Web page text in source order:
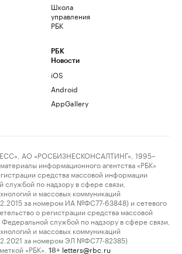
Школа
управления
РБК
РБК
Новости
iOS
Android
AppGallery
АО «РОСБИЗНЕСКОНСАЛТИНГ», 1995–
информационного агентства «РБК»
средства массовой информации
службой по надзору в сфере связи,
и массовых коммуникаций
за номером ИА №ФС77-63848) и сетевого
о регистрации средства массовой
службой по надзору в сфере связи,
и массовых коммуникаций
за номером ЭЛ №ФС77-82385)
«РБК».
18+ letters@rbc.ru